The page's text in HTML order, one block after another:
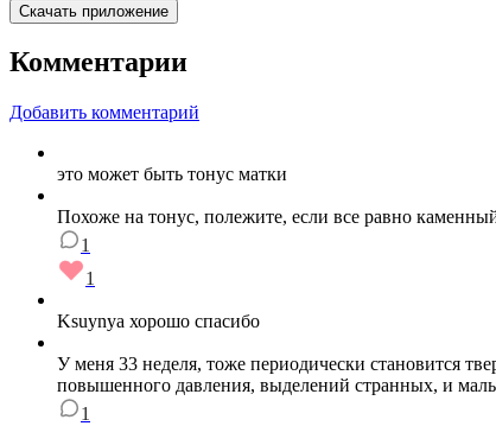
Скачать приложение
Комментарии
Добавить комментарий
это может быть тонус матки
Похоже на тонус, полежите, если все равно
1
1
Ksuynya хорошо спасибо
У меня 33 неделя, тоже периодически становится
повышенного давления, выделений странных, и
1